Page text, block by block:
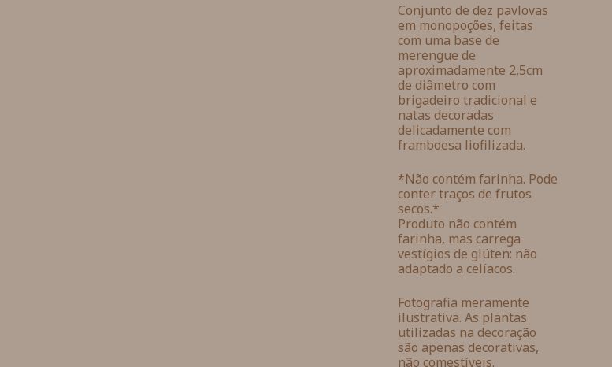
Conjunto de dez pavlovas
em monopoções, feitas
com uma base de
merengue de
aproximadamente 2,5cm
de diâmetro com
brigadeiro tradicional e
natas decoradas
delicadamente com
framboesa liofilizada.
*Não contém farinha. Pode
conter traços de frutos
secos.*
Produto não contém
farinha, mas carrega
vestígios de glúten: não
adaptado a celíacos.
Fotografia meramente
ilustrativa. As plantas
utilizadas na decoração
são apenas decorativas,
não comestíveis.